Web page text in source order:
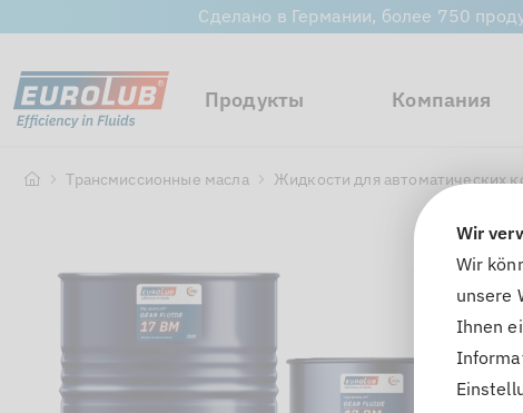
Wir
Wir
unsere
Ihnen
Сделано в Германии, более 750
Продукты Компания
Трансмиссионные масла Жидкости для автоматических